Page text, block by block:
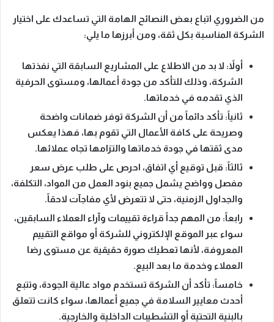
من الضروري اتباع بعض النصائح الهامة التي تساعدك على اختيار
الشركة المناسبة بكل ثقة، ومن أبرزها ما يلي:
أولاً: لا بد من الاطلاع على المشاريع السابقة التي نفذتها
الشركة، وذلك للتأكد من جودة أعمالها، ومستوى الحرفية
الذي تقدمه في خدماتها.
ثانياً: تأكد دائماً من أن الشركة توفر ضمانات واضحة
وصريحة على كافة الأعمال التي تقوم بها، فهذا يعكس
مدى ثقتها في جودة خدماتها والتزامها تجاه عملائها.
ثالثاً: قبل توقيع أي اتفاق، احرص على طلب عرض سعر
مفصل وواضح يشمل جميع بنود العمل من المواد، التكلفة،
والجداول الزمنية، حتى لا تتعرض لأي مفاجآت لاحقاً.
رابعاً: من المهم جداً قراءة تقييمات وآراء العملاء السابقين،
سواء عبر الموقع الإلكتروني للشركة أو مواقع التقييم
المعروفة، لأنها تعطيك صورة حقيقية عن مستوى رضا
العملاء وخدمة ما بعد البيع.
خامساً: تأكد أن الشركة تستخدم مواد عالية الجودة، وتتبع
أحدث معايير السلامة في جميع أعمالها، سواء كانت تتعلق
بالبنية التحتية أو التشطيبات الداخلية والخارجية.